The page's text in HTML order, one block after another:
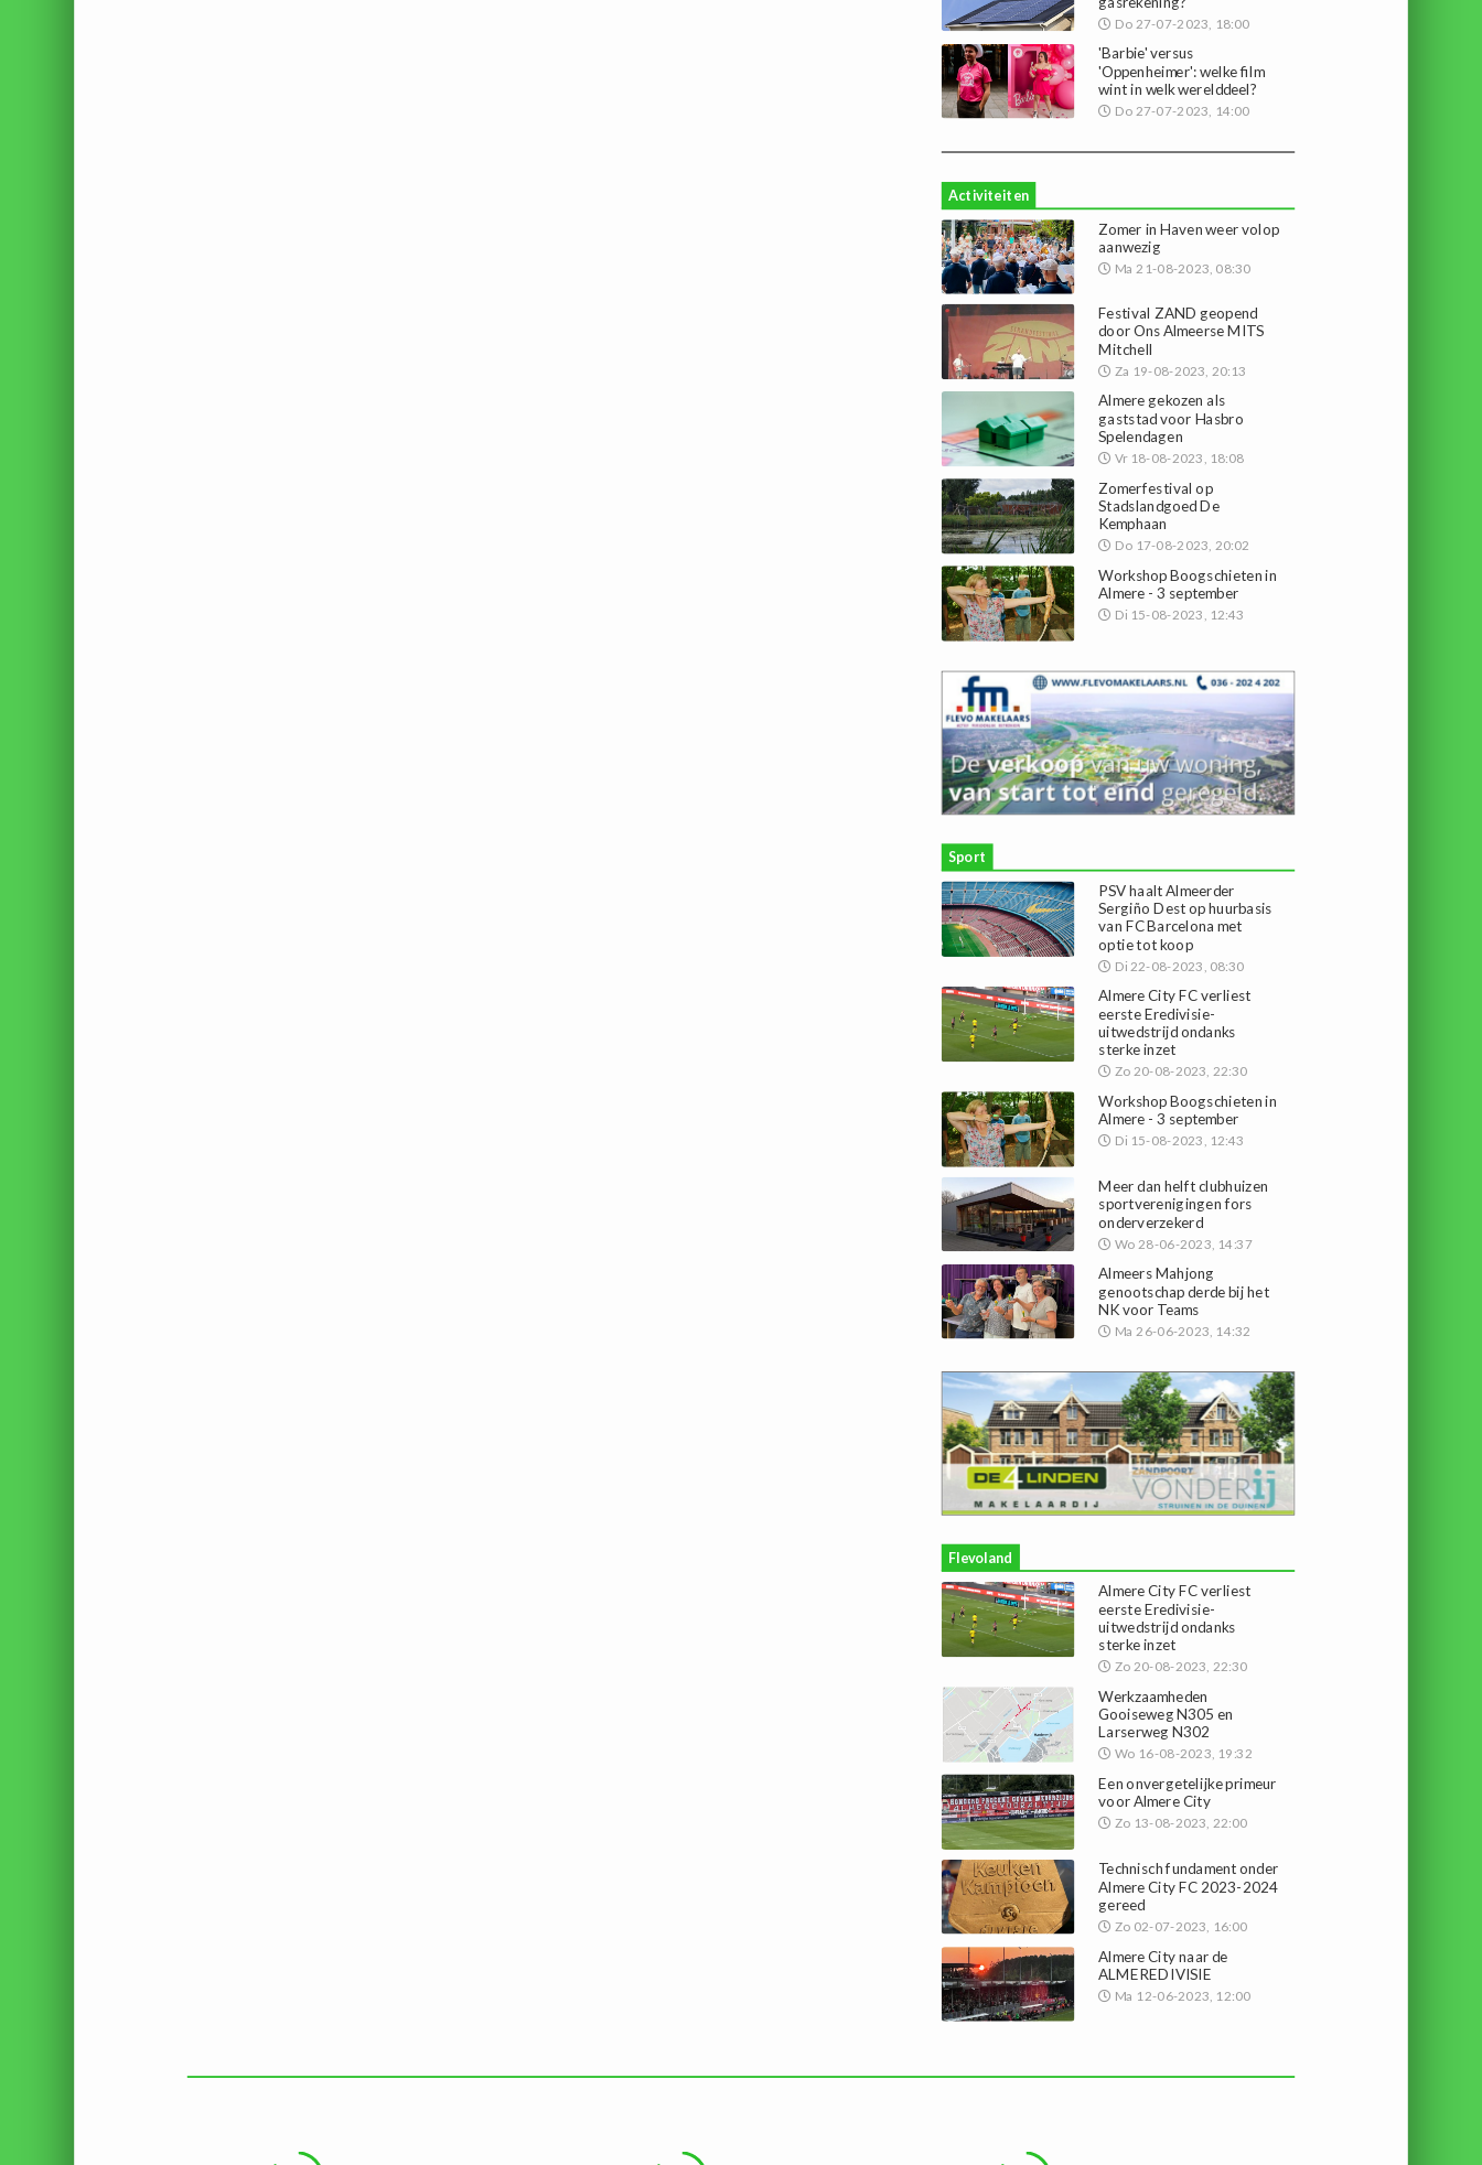
Do 27-07-2023, 18:00
'Barbie' versus
'Oppenheimer': welke film
wint in welk werelddeel?
Do 27-07-2023, 14:00
Activiteiten
Zomer in Haven weer volop
aanwezig
Ma 21-08-2023, 08:30
Festival ZAND geopend
door Ons Almeerse MITS
Mitchell
Za 19-08-2023, 20:13
Almere gekozen als
gaststad voor Hasbro
Spelendagen
Vr 18-08-2023, 18:08
Zomerfestival op
Stadslandgoed De
Kemphaan
Do 17-08-2023, 20:02
Workshop Boogschieten in
Almere - 3 september
Di 15-08-2023, 12:43
Sport
PSV haalt Almeerder
Sergiño Dest op huurbasis
van FC Barcelona met
optie tot koop
Di 22-08-2023, 08:30
Almere City FC verliest
eerste Eredivisie-
uitwedstrijd ondanks
sterke inzet
Zo 20-08-2023, 22:30
Workshop Boogschieten in
Almere - 3 september
Di 15-08-2023, 12:43
Meer dan helft clubhuizen
sportverenigingen fors
onderverzekerd
Wo 28-06-2023, 14:37
Almeers Mahjong
genootschap derde bij het
NK voor Teams
Ma 26-06-2023, 14:32
Flevoland
Almere City FC verliest
eerste Eredivisie-
uitwedstrijd ondanks
sterke inzet
Zo 20-08-2023, 22:30
Werkzaamheden
Gooiseweg N305 en
Larserweg N302
Wo 16-08-2023, 19:32
Een onvergetelijke primeur
voor Almere City
Zo 13-08-2023, 22:00
Technisch fundament onder
Almere City FC 2023-2024
gereed
Zo 02-07-2023, 16:00
Almere City naar de
ALMEREDIVISIE
Ma 12-06-2023, 12:00